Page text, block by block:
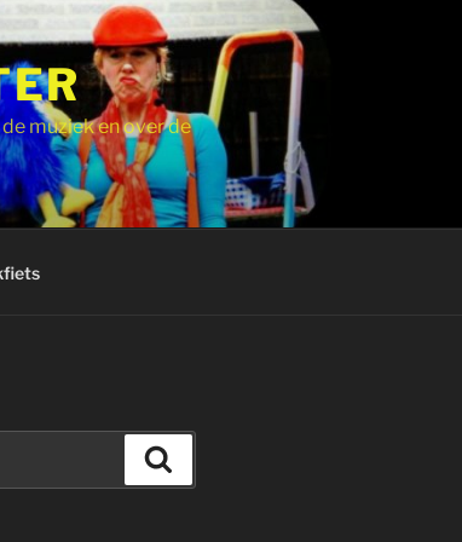
muziek en over de